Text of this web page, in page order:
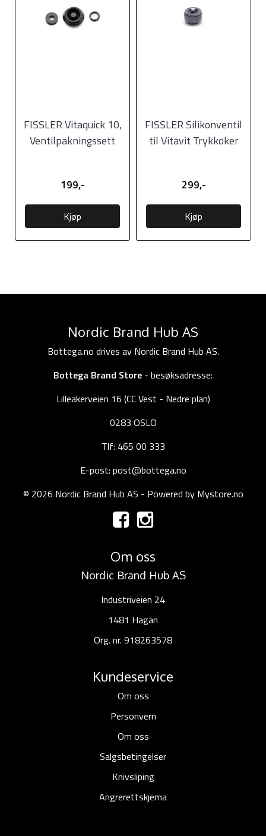
FISSLER Vitaquick 10,
Ventilpakningssett
199,-
Kjøp
FISSLER Silikonventil
til Vitavit Trykkoker
299,-
Kjøp
Nordic Brand Hub AS
Bottega.no drives av Nordic Brand Hub AS.
Bottega Brand Store - besøksadresse:
Lilleakerveien 16 (CC Vest - Nedre plan)
0283 OSLO
Tlf: 465 00 333
E-post: post@bottega.no
© 2026 Nordic Brand Hub AS - Powered by Mystore.no
Om oss
Nordic Brand Hub AS
Industriveien 24
1481 Hagan
Org. nr. 918263578
Kundeservice
Om oss
Personvern
Om oss
Salgsbetingelser
Knivsliping
Angrerettskjema